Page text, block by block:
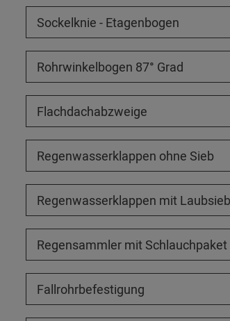
Sockelknie - Etagenbogen
Rohrwinkelbogen 87° Grad
Flachdachabzweige
Regenwasserklappen ohne Sieb
Regenwasserklappen mit Laubsieb
Regensammler mit Schlauchpaket
Fallrohrbefestigung